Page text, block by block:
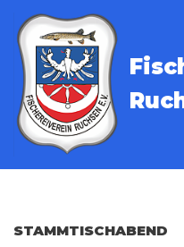
Zum
Inhalt
springen
STAMMTISCHABEND